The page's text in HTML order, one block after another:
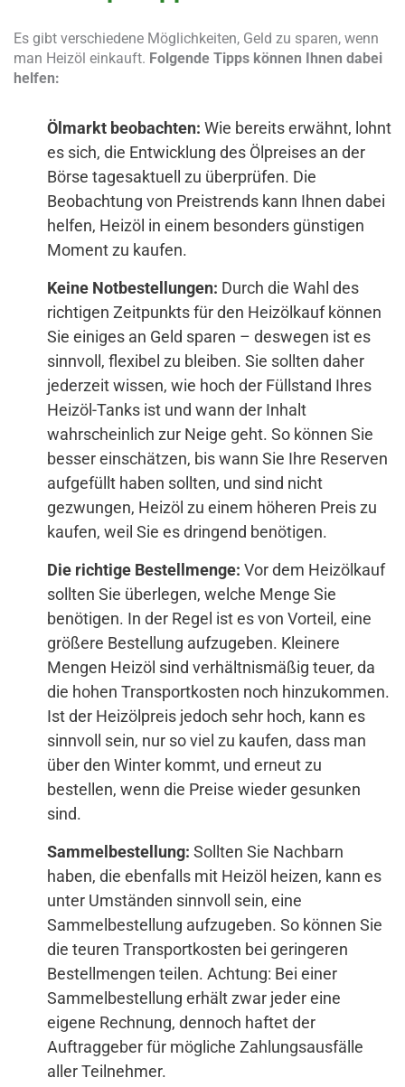
Es gibt verschiedene Möglichkeiten, Geld zu sparen, wenn
man Heizöl einkauft. Folgende Tipps können Ihnen dabei
helfen:
Ölmarkt beobachten: Wie bereits erwähnt, lohnt
es sich, die Entwicklung des Ölpreises an der
Börse tagesaktuell zu überprüfen. Die
Beobachtung von Preistrends kann Ihnen dabei
helfen, Heizöl in einem besonders günstigen
Moment zu kaufen.
Keine Notbestellungen: Durch die Wahl des
richtigen Zeitpunkts für den Heizölkauf können
Sie einiges an Geld sparen – deswegen ist es
sinnvoll, flexibel zu bleiben. Sie sollten daher
jederzeit wissen, wie hoch der Füllstand Ihres
Heizöl-Tanks ist und wann der Inhalt
wahrscheinlich zur Neige geht. So können Sie
besser einschätzen, bis wann Sie Ihre Reserven
aufgefüllt haben sollten, und sind nicht
gezwungen, Heizöl zu einem höheren Preis zu
kaufen, weil Sie es dringend benötigen.
Die richtige Bestellmenge: Vor dem Heizölkauf
sollten Sie überlegen, welche Menge Sie
benötigen. In der Regel ist es von Vorteil, eine
größere Bestellung aufzugeben. Kleinere
Mengen Heizöl sind verhältnismäßig teuer, da
die hohen Transportkosten noch hinzukommen.
Ist der Heizölpreis jedoch sehr hoch, kann es
sinnvoll sein, nur so viel zu kaufen, dass man
über den Winter kommt, und erneut zu
bestellen, wenn die Preise wieder gesunken
sind.
Sammelbestellung: Sollten Sie Nachbarn
haben, die ebenfalls mit Heizöl heizen, kann es
unter Umständen sinnvoll sein, eine
Sammelbestellung aufzugeben. So können Sie
die teuren Transportkosten bei geringeren
Bestellmengen teilen. Achtung: Bei einer
Sammelbestellung erhält zwar jeder eine
eigene Rechnung, dennoch haftet der
Auftraggeber für mögliche Zahlungsausfälle
aller Teilnehmer.